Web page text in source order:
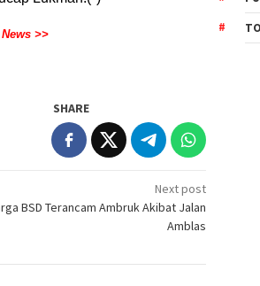
>>
SHARE
Next post
BSD Terancam Ambruk Akibat Jalan
Amblas